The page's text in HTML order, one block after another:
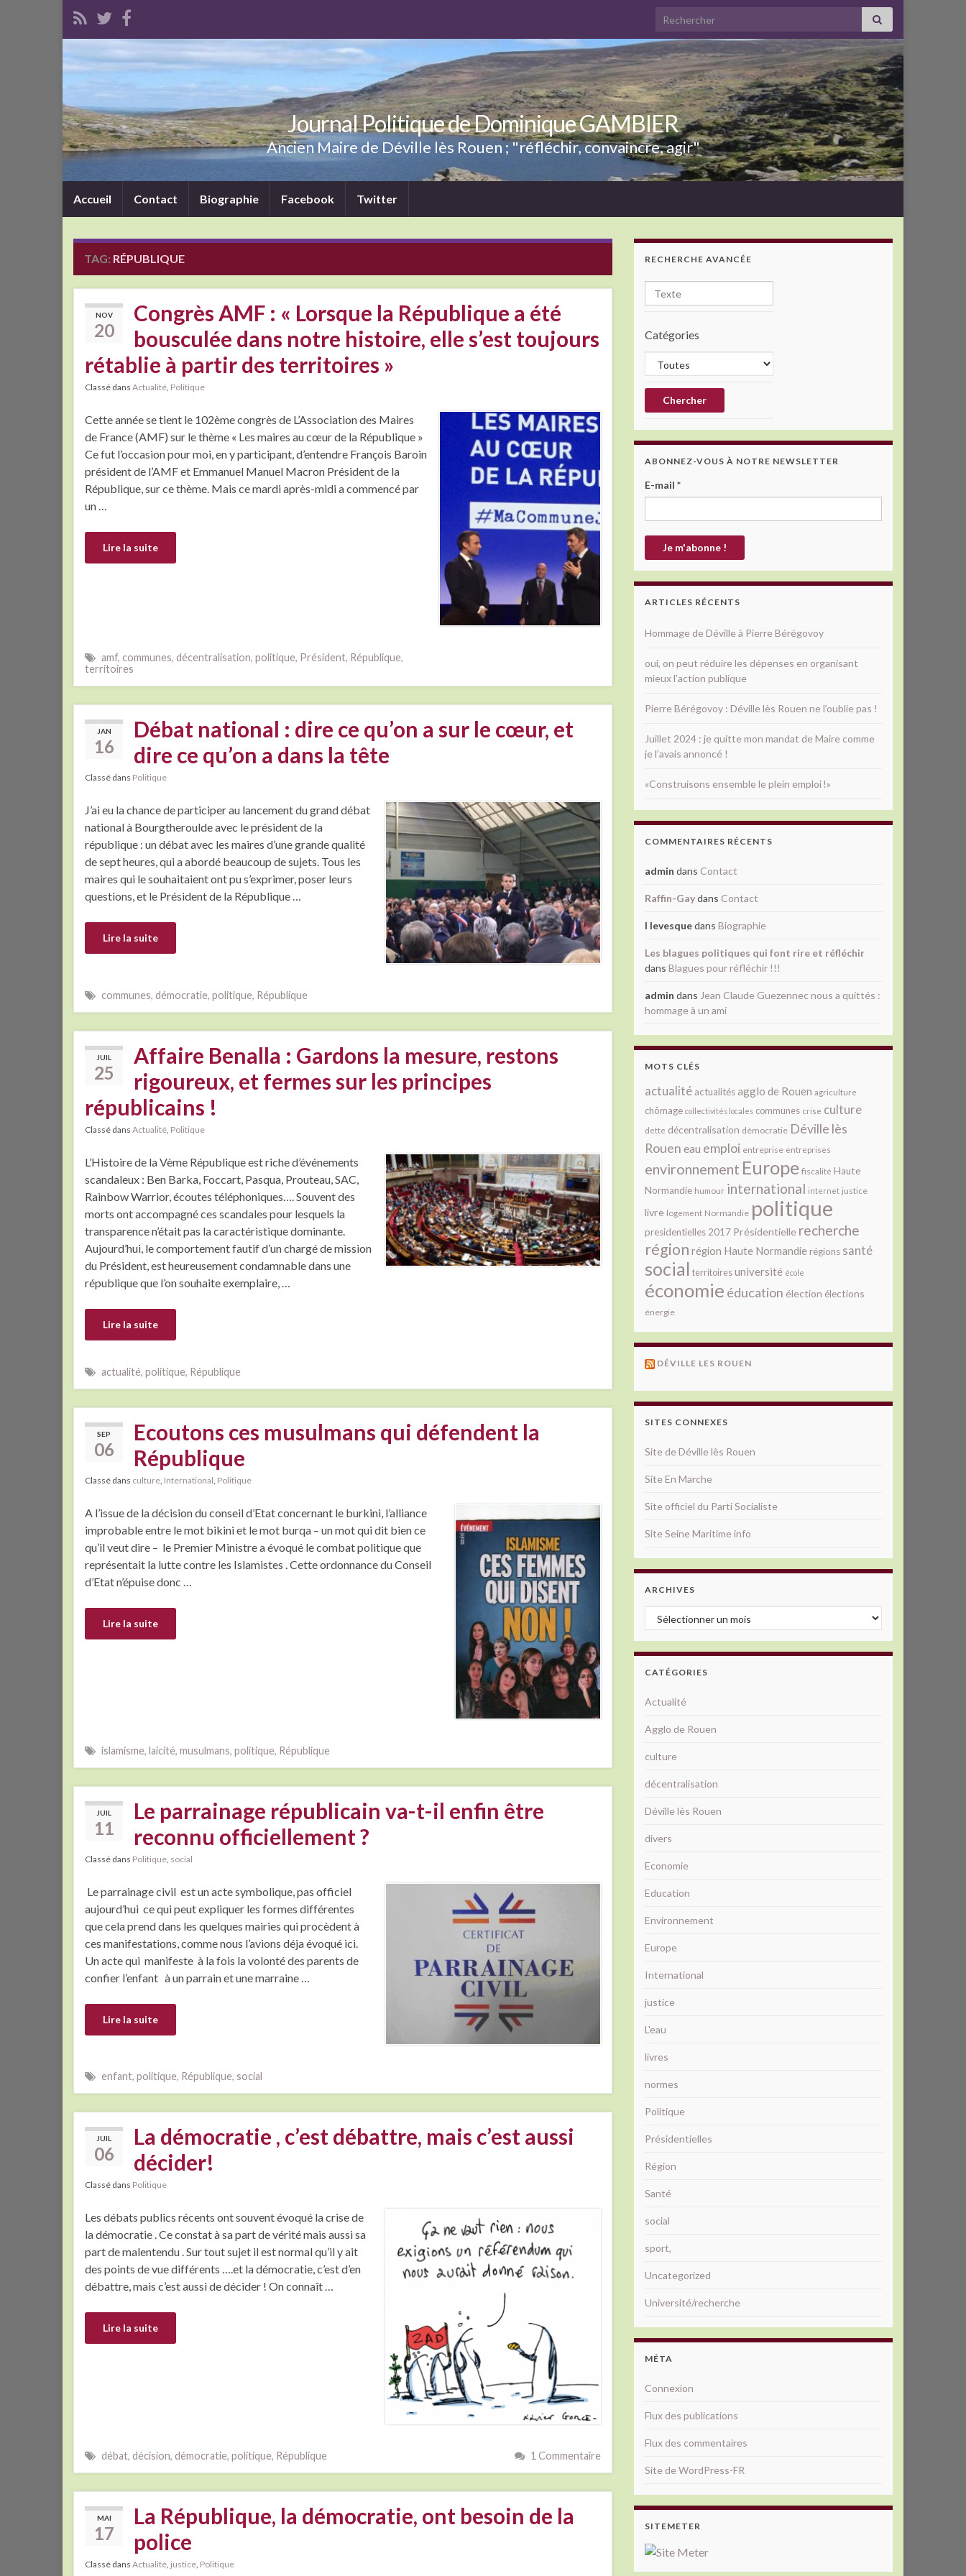
Search for:
Journal Politique de Dominique GAMBIER
Ancien Maire de Déville lès Rouen ; "réfléchir, convaincre, agir"
Accueil Contact Biographie Facebook Twitter
TAG: RÉPUBLIQUE
NOV
20
Congrès AMF : « Lorsque la République a été
bousculée dans notre histoire, elle s’est toujours
rétablie à partir des territoires »
Classé dans Actualité, Politique
Cette année se tient le 102ème congrès de L’Association des Maires
de France (AMF) sur le thème « Les maires au cœur de la République »
Ce fut l’occasion pour moi, en y participant, d’entendre François Baroin
président de l’AMF et Emmanuel Manuel Macron Président de la
République, sur ce thème. Mais ce mardi après-midi a commencé par
un …
Lire la suite
amf, communes, décentralisation, politique, Président, République,
territoires
JAN
16
Débat national : dire ce qu’on a sur le cœur, et
dire ce qu’on a dans la tête
Classé dans Politique
J’ai eu la chance de participer au lancement du grand débat
national à Bourgtheroulde avec le président de la
république : un débat avec les maires d’une grande qualité
de sept heures, qui a abordé beaucoup de sujets. Tous les
maires qui le souhaitaient ont pu s’exprimer, poser leurs
questions, et le Président de la République …
Lire la suite
communes, démocratie, politique, République
JUIL
25
Affaire Benalla : Gardons la mesure, restons
rigoureux, et fermes sur les principes
républicains !
Classé dans Actualité Politique
L’Histoire de la Vème République est riche d’événements
scandaleux : Ben Barka, Foccart, Pasqua, Prouteau, SAC,
Rainbow Warrior, écoutes téléphoniques…. Souvent des
morts ont accompagné ces scandales pour lesquels la
transparence n’était pas la caractéristique dominante.
Aujourd’hui, le comportement fautif d’un chargé de mission
du Président, est heureusement condamnable dans une
république que l’on souhaite exemplaire, …
Lire la suite
actualité, politique, République
SEP
06
Ecoutons ces musulmans qui défendent la
République
Classé dans culture International Politique
A l’issue de la décision du conseil d’Etat concernant le burkini, l’alliance
improbable entre le mot bikini et le mot burqa – un mot qui dit bien ce
qu’il veut dire – le Premier Ministre a évoqué le combat politique que
représentait la lutte contre les Islamistes . Cette ordonnance du Conseil
d’Etat n’épuise donc …
Lire la suite
islamisme, laicité, musulmans, politique, République
JUIL
11
Le parrainage républicain va-t-il enfin être
reconnu officiellement ?
Classé dans Politique social
Le parrainage civil est un acte symbolique, pas officiel
aujourd’hui ce qui peut expliquer les formes différentes
que cela prend dans les quelques mairies qui procèdent à
ces manifestations, comme nous l’avions déja évoqué ici.
Un acte qui manifeste à la fois la volonté des parents de
confier l’enfant à un parrain et une marraine …
Lire la suite
enfant, politique, République, social
JUIL
06
La démocratie , c’est débattre, mais c’est aussi
décider!
Classé dans Politique
Les débats publics récents ont souvent évoqué la crise de
la démocratie . Ce constat à sa part de vérité mais aussi sa
part de malentendu . Sur tout sujet il est normal qu’il y ait
des points de vue différents ….et la démocratie, c’est d’en
débattre, mais c’est aussi de décider ! On connaît …
Lire la suite
débat, décision, démocratie, politique, République 1 Commentaire
MAI
17
La République, la démocratie, ont besoin de la
police
Classé dans Actualité, justice, Politique
RECHERCHE AVANCÉE
Catégories
ABONNEZ-VOUS À NOTRE NEWSLETTER
E-mail *
ARTICLES RÉCENTS
Hommage de Déville à Pierre Bérégovoy
oui, on peut réduire les dépenses en organisant
mieux l’action publique
Pierre Bérégovoy : Déville lès Rouen ne l’oublie pas !
Juillet 2024 : je quitte mon mandat de Maire comme
je l’avais annoncé !
«Construisons ensemble le plein emploi !»
COMMENTAIRES RÉCENTS
admin dans Contact
Raffin-Gaydans Contact
l levesquedans Biographie
Les blagues politiques qui font rire et réfléchir
dans Blagues pour réfléchir !!!
admin dans Jean Claude Guezennec nous a quittés :
hommage à un ami
MOTS CLÉS
actualité actualitésagglo de Rouen agriculture
chômage collectivités locales communes crise culture
dette décentralisation démocratie Déville lès
Rouen eau emploi entreprise entreprises
environnement Europe fiscalité Haute
Normandie humour international internet justice
livre logement Normandie politique
presidentielles 2017 Présidentielle recherche
région région Haute Normandie régions santé
social territoiresuniversité école
économie éducation élection élections
énergie
DÉVILLE LES ROUEN
SITES CONNEXES
Site de Déville lès Rouen
Site En Marche
Site officiel du Parti Socialiste
Site Seine Maritime info
ARCHIVES
Archives
CATÉGORIES
Actualité
Agglo de Rouen
culture
décentralisation
Déville lès Rouen
divers
Economie
Education
Environnement
Europe
International
justice
L'eau
livres
normes
Politique
Présidentielles
Région
Santé
social
sport,
Uncategorized
Université/recherche
MÉTA
Connexion
Flux des publications
Flux des commentaires
Site de WordPress-FR
SITEMETER